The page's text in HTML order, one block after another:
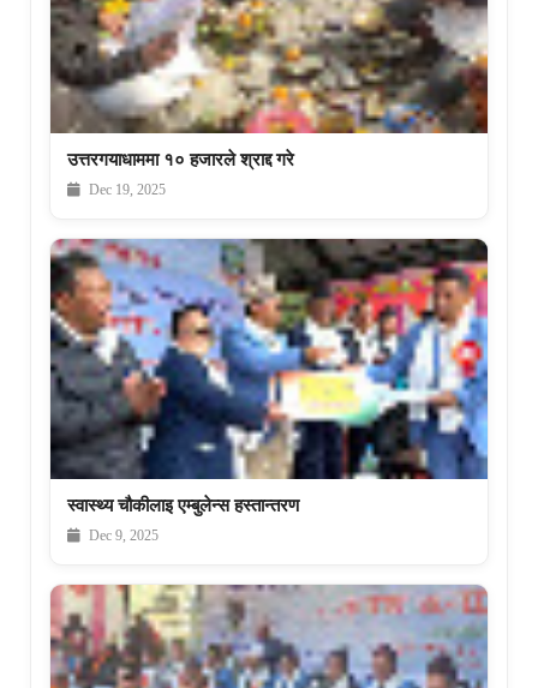
उत्तरगयाधाममा १० हजारले श्राद्द गरे
Dec 19, 2025
स्वास्थ्य चौकीलाइ एम्बुलेन्स हस्तान्तरण
Dec 9, 2025